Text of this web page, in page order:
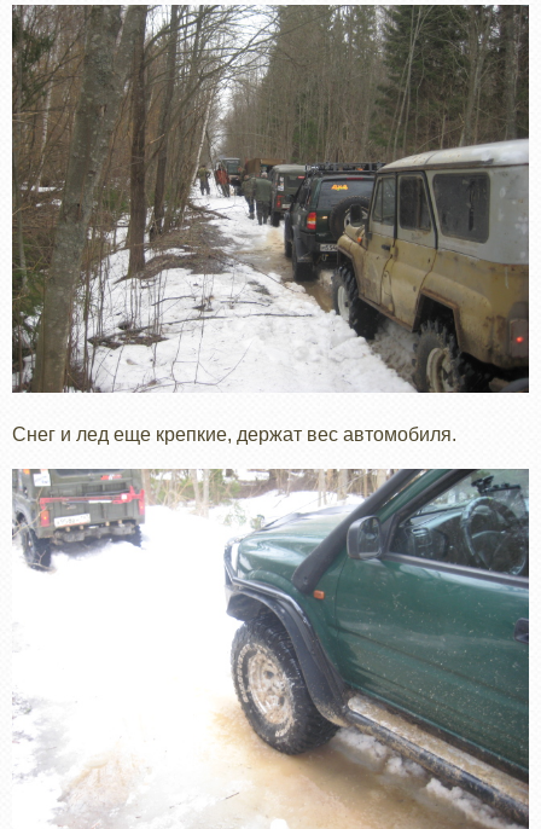
Снег и лед еще крепкие, держат вес автомобиля.